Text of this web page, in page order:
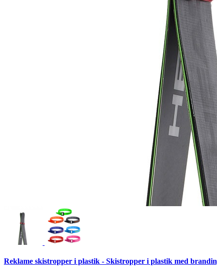
Reklame skistropper i plastik - Skistropper i plastik med